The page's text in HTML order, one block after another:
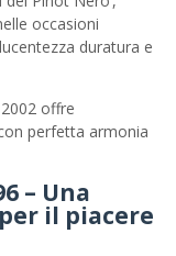
occasioni
duratura e
offre
perfetta armonia
– Una
il piacere